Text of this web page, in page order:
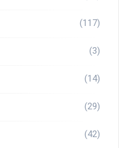
(117)
(3)
(14)
(29)
(42)